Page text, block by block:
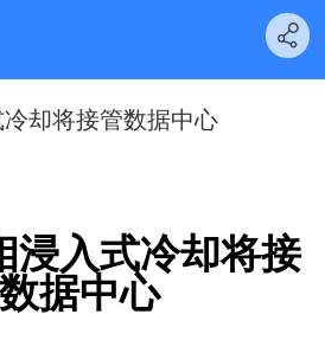
却将接管数据中心
浸入式冷却将接
据中心